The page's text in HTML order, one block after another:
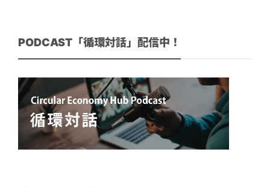
PODCAST「循環対話」配信中！